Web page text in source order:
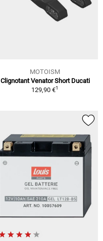
MOTOISM
Clignotant Venator Short Ducati
129,90 €1